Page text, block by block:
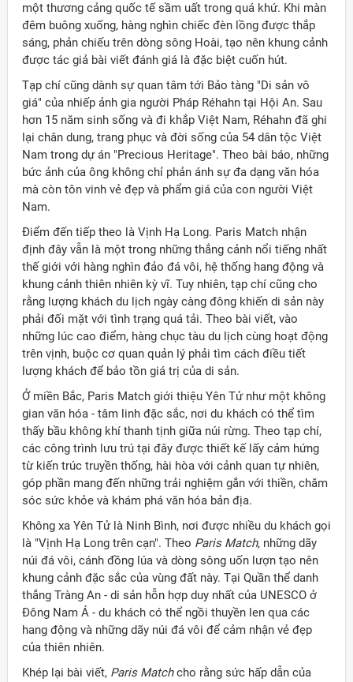
Việt Nam ở nước ngoài
một thương cảng quốc tế sầm uất trong quá khứ. Khi màn
đêm buông xuống, hàng nghìn chiếc đèn lồng được thắp
sáng, phản chiếu trên dòng sông Hoài, tạo nên khung cảnh
được tác giả bài viết đánh giá là đặc biệt cuốn hút.
Tạp chí cũng dành sự quan tâm tới Bảo tàng "Di sản vô
giá" của nhiếp ảnh gia người Pháp Réhahn tại Hội An. Sau
hơn 15 năm sinh sống và đi khắp Việt Nam, Réhahn đã ghi
lại chân dung, trang phục và đời sống của 54 dân tộc Việt
Nam trong dự án "Precious Heritage". Theo bài báo, những
bức ảnh của ông không chỉ phản ánh sự đa dạng văn hóa
mà còn tôn vinh vẻ đẹp và phẩm giá của con người Việt
Nam.
Điểm đến tiếp theo là Vịnh Hạ Long. Paris Match nhận
định đây vẫn là một trong những thắng cảnh nổi tiếng nhất
thế giới với hàng nghìn đảo đá vôi, hệ thống hang động và
khung cảnh thiên nhiên kỳ vĩ. Tuy nhiên, tạp chí cũng cho
rằng lượng khách du lịch ngày càng đông khiến di sản này
phải đối mặt với tình trạng quá tải. Theo bài viết, vào
những lúc cao điểm, hàng chục tàu du lịch cùng hoạt động
trên vịnh, buộc cơ quan quản lý phải tìm cách điều tiết
lượng khách để bảo tồn giá trị của di sản.
Ở miền Bắc, Paris Match giới thiệu Yên Tử như một không
gian văn hóa - tâm linh đặc sắc, nơi du khách có thể tìm
thấy bầu không khí thanh tịnh giữa núi rừng. Theo tạp chí,
các công trình lưu trú tại đây được thiết kế lấy cảm hứng
từ kiến trúc truyền thống, hài hòa với cảnh quan tự nhiên,
góp phần mang đến những trải nghiệm gắn với thiền, chăm
sóc sức khỏe và khám phá văn hóa bản địa.
Không xa Yên Tử là Ninh Bình, nơi được nhiều du khách gọi
là "Vịnh Hạ Long trên cạn". Theo Paris Match, những dãy
núi đá vôi, cánh đồng lúa và dòng sông uốn lượn tạo nên
khung cảnh đặc sắc của vùng đất này. Tại Quần thể danh
thắng Tràng An - di sản hỗn hợp duy nhất của UNESCO ở
Đông Nam Á - du khách có thể ngồi thuyền len qua các
hang động và những dãy núi đá vôi để cảm nhận vẻ đẹp
của thiên nhiên.
Khép lại bài viết, Paris Matchcho rằng sức hấp dẫn của